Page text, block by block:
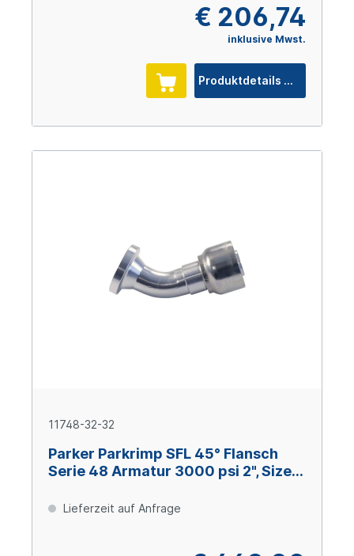
€ 206,74
inklusive Mwst.
Produktdetails
11748-32-32
Parker Parkrimp SFL 45° Flansch
Serie 48 Armatur 3000 psi 2", Size
Lieferzeit auf Anfrage